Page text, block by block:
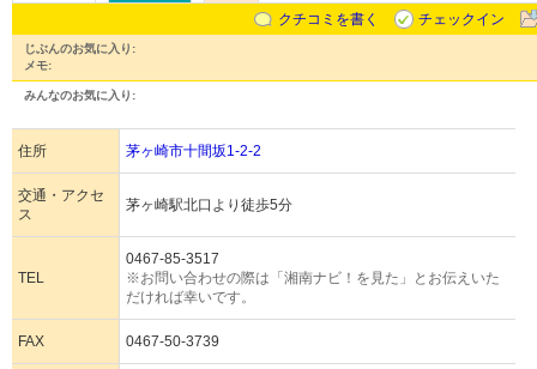
クチコミを書く
チェックイン
じぶんのお気に入り:
メモ:
みんなのお気に入り:
住所 茅ヶ崎市十間坂1-2-2
交通・アクセ
ス
茅ヶ崎駅北口より徒歩5分
TEL
0467-85-3517
※お問い合わせの際は「湘南ナビ！を見た」とお伝えいた
だければ幸いです。
FAX 0467-50-3739